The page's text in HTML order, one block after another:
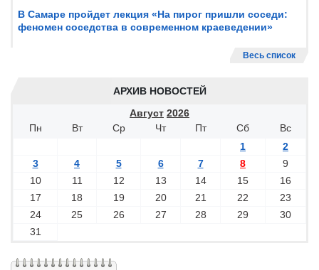
В Самаре пройдет лекция «На пирог пришли соседи:
феномен соседства в современном краеведении»
Весь список
АРХИВ НОВОСТЕЙ
Август 2026
Пн
Вт Ср Чт Пт Сб
Вс
1
2
3
4 5 6 7 8
9
10
11 12 13 14 15
16
17
18 19 20 21 22
23
24
25 26 27 28 29
30
31